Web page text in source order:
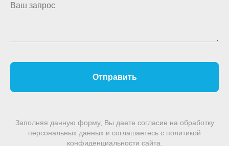
Ваш запрос
Отправить
Заполняя данную форму, Вы даете согласие на обработку
персональных данных и соглашаетесь c политикой
конфиденциальности сайта.